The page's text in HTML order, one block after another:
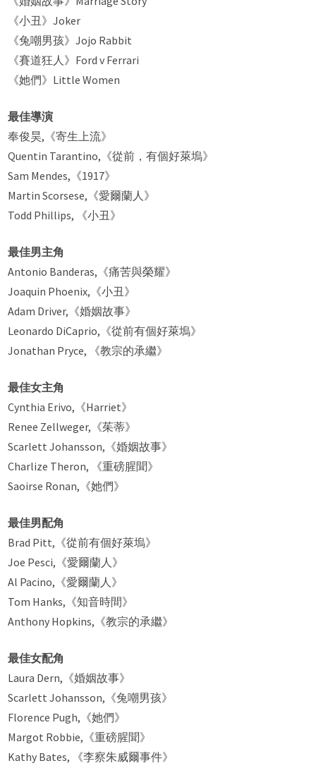
《小丑》Joker
《兔嘲男孩》Jojo Rabbit
《賽道狂人》Ford v Ferrari
《她們》Little Women
最佳導演
奉俊昊,《寄生上流》
Quentin Tarantino,《從前，有個好萊塢》
Sam Mendes,《1917》
Martin Scorsese,《愛爾蘭人》
Todd Phillips, 《小丑》
最佳男主角
Antonio Banderas,《痛苦與榮耀》
Joaquin Phoenix,《小丑》
Adam Driver,《婚姻故事》
Leonardo DiCaprio,《從前有個好萊塢》
Jonathan Pryce, 《教宗的承繼》
最佳女主角
Cynthia Erivo,《Harriet》
Renee Zellweger,《茱蒂》
Scarlett Johansson,《婚姻故事》
Charlize Theron, 《重磅腥聞》
Saoirse Ronan,《她們》
最佳男配角
Brad Pitt,《從前有個好萊塢》
Joe Pesci,《愛爾蘭人》
Al Pacino,《愛爾蘭人》
Tom Hanks,《知音時間》
Anthony Hopkins,《教宗的承繼》
最佳女配角
Laura Dern,《婚姻故事》
Scarlett Johansson,《兔嘲男孩》
Florence Pugh,《她們》
Margot Robbie,《重磅腥聞》
Kathy Bates, 《李察朱威爾事件》